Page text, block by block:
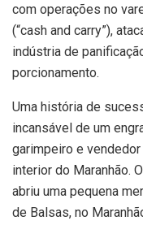
com operações no
(“cash and carry”),
indústria de
porcionamento.
Uma história de
incansável de um
garimpeiro e
interior do Maranhão.
abriu uma pequena
de Balsas, no